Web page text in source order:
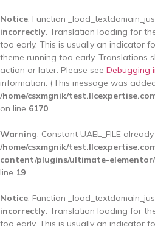
Notice: Function
incorrectly. Translation loading for
too early. This is usually an indicator
theme running too early. Translations
action or later. Please see Debugging
information. (This message was
/home/csxmgnik/
on line 6170
Warning: Constant UAEL_FILE
/home/csxmgnik/
content/plugins/ultimate-
line 19
Notice: Function
incorrectly. Translation loading for
too early. This is usually an indicator